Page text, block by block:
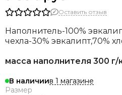
Оставить отзыв
Наполнитель-100%
чехла-30% эвкалипт,70%
масса наполнителя 300 г/
В наличиив 1 магазине
Размер